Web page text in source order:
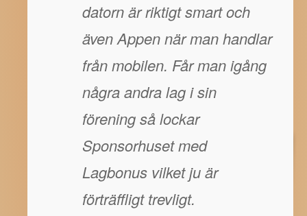
datorn är riktigt smart och
även Appen när man handlar
från mobilen. Får man igång
några andra lag i sin
förening så lockar
Sponsorhuset med
Lagbonus vilket ju är
förträffligt trevligt.